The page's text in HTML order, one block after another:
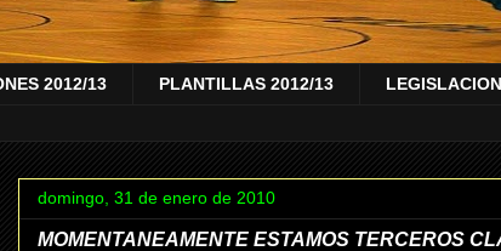
2012/13 PLANTILLAS 2012/13 LEGISLACION
domingo, 31 de enero de 2010
MOMENTANEAMENTE ESTAMOS TERCEROS